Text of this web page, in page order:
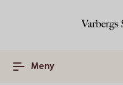
Meny